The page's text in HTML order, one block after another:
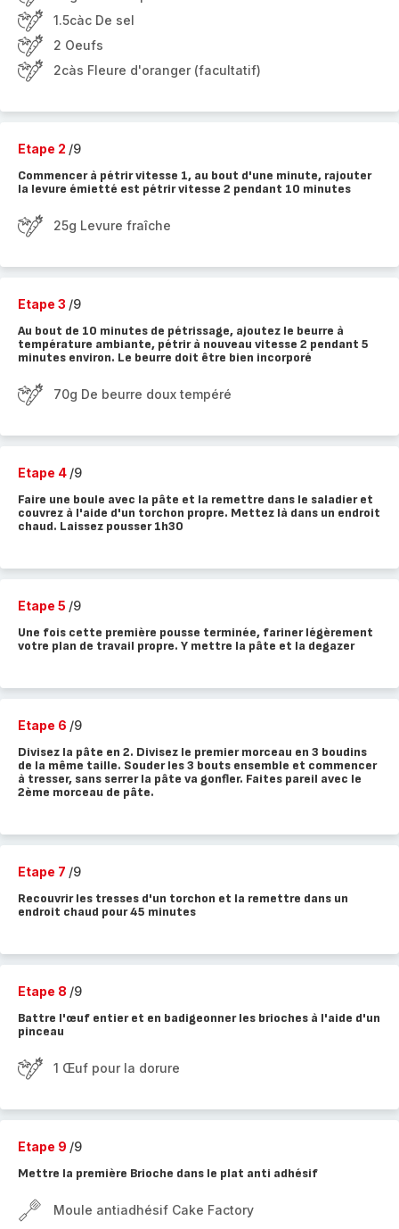
1.5càc De sel
2 Oeufs
2càs Fleure d'oranger (facultatif)
Etape 2 /9
Commencer à pétrir vitesse 1, au bout d'une minute, rajouter
la levure émietté est pétrir vitesse 2 pendant 10 minutes
25g Levure fraîche
Etape 3 /9
Au bout de 10 minutes de pétrissage, ajoutez le beurre à
température ambiante, pétrir à nouveau vitesse 2 pendant 5
minutes environ. Le beurre doit être bien incorporé
70g De beurre doux tempéré
Etape 4 /9
Faire une boule avec la pâte et la remettre dans le saladier et
couvrez à l'aide d'un torchon propre. Mettez là dans un endroit
chaud. Laissez pousser 1h30
Etape 5 /9
Une fois cette première pousse terminée, fariner légèrement
votre plan de travail propre. Y mettre la pâte et la degazer
Etape 6 /9
Divisez la pâte en 2. Divisez le premier morceau en 3 boudins
de la même taille. Souder les 3 bouts ensemble et commencer
à tresser, sans serrer la pâte va gonfler. Faites pareil avec le
2ème morceau de pâte.
Etape 7 /9
Recouvrir les tresses d'un torchon et la remettre dans un
endroit chaud pour 45 minutes
Etape 8 /9
Battre l'œuf entier et en badigeonner les brioches à l'aide d'un
pinceau
1 Œuf pour la dorure
Etape 9 /9
Mettre la première Brioche dans le plat anti adhésif
Moule antiadhésif Cake Factory